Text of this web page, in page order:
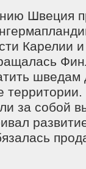
Швеция
Карелии
за собой